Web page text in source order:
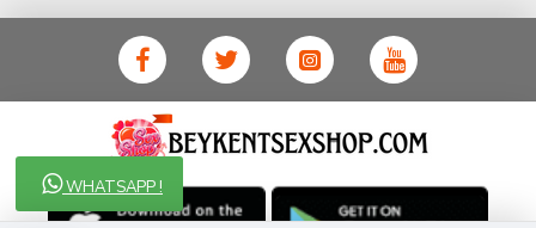
WHATSAPP !
planda tutan yaklaşımcı ve yenilikçi servislerin geliştirilmesi
konusundaki becerileri ile kendisine Cinsel Ürün hayatında lider
ve kalıcı bir yer edinmiştir.